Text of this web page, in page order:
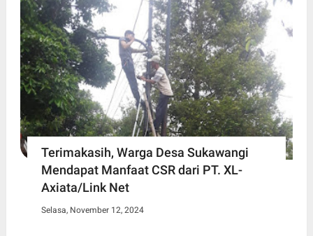
Terimakasih, Warga Desa Sukawangi
Mendapat Manfaat CSR dari PT. XL-
Axiata/Link Net
Selasa, November 12, 2024